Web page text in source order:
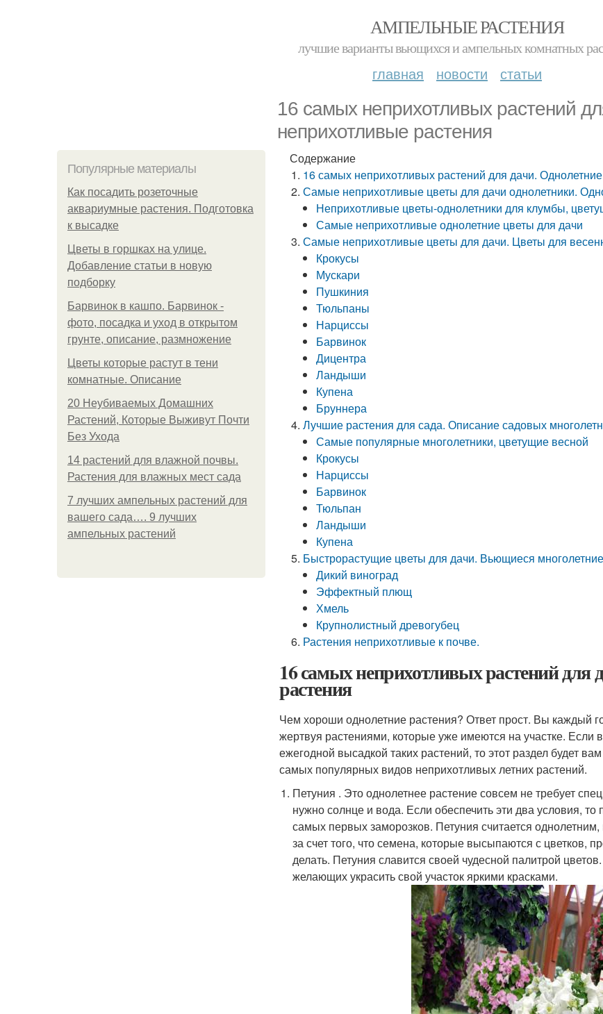
АМПЕЛЬНЫЕ РАСТЕНИЯ
лучшие варианты вьющихся и ампельных комнатных
главная новости статьи
16 самых неприхотливых растений
неприхотливые растения
Популярные материалы
Как посадить розеточные
аквариумные растения. Подготовка
к высадке
Цветы в горшках на улице.
Добавление статьи в новую
подборку
Барвинок в кашпо. Барвинок -
фото, посадка и уход в открытом
грунте, описание, размножение
Цветы которые растут в тени
комнатные. Описание
20 Неубиваемых Домашних
Растений, Которые Выживут Почти
Без Ухода
14 растений для влажной почвы.
Растения для влажных мест сада
7 лучших ампельных растений для
вашего сада…. 9 лучших
ампельных растений
Содержание
16 самых неприхотливых растений для дачи.
Самые неприхотливые цветы для дачи однолетники.
Неприхотливые цветы-однолетники для клумбы,
Самые неприхотливые однолетние цветы для дачи
Самые неприхотливые цветы для дачи. Цветы для
Крокусы
Мускари
Пушкиния
Тюльпаны
Нарциссы
Барвинок
Дицентра
Ландыши
Купена
Бруннера
Лучшие растения для сада. Описание садовых
Самые популярные многолетники, цветущие весной
Крокусы
Нарциссы
Барвинок
Тюльпан
Ландыши
Купена
Быстрорастущие цветы для дачи. Вьющиеся
Дикий виноград
Эффектный плющ
Хмель
Крупнолистный древогубец
Растения неприхотливые к почве.
16 самых неприхотливых растений для
растения
Чем хороши однолетние растения? Ответ прост. Вы каждый
жертвуя растениями, которые уже имеются на участке. Если
ежегодной высадкой таких растений, то этот раздел будет
самых популярных видов неприхотливых летних растений.
Петуния . Это однолетнее растение совсем не требует
нужно солнце и вода. Если обеспечить эти два условия,
самых первых заморозков. Петуния считается
за счет того, что семена, которые высыпаются с цветков,
делать. Петуния славится своей чудесной палитрой
желающих украсить свой участок яркими красками.